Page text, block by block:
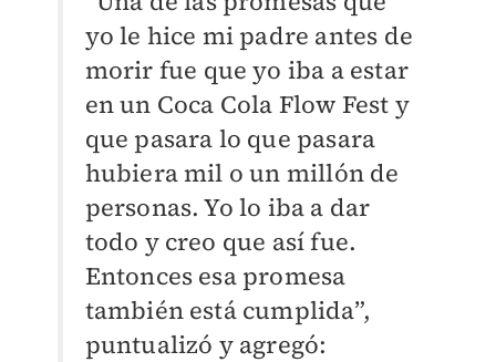
yo le hice mi padre antes de
morir fue que yo iba a estar
en un Coca Cola Flow Fest y
que pasara lo que pasara
hubiera mil o un millón de
personas. Yo lo iba a dar
todo y creo que así fue.
Entonces esa promesa
también está cumplida”,
puntualizó y agregó: